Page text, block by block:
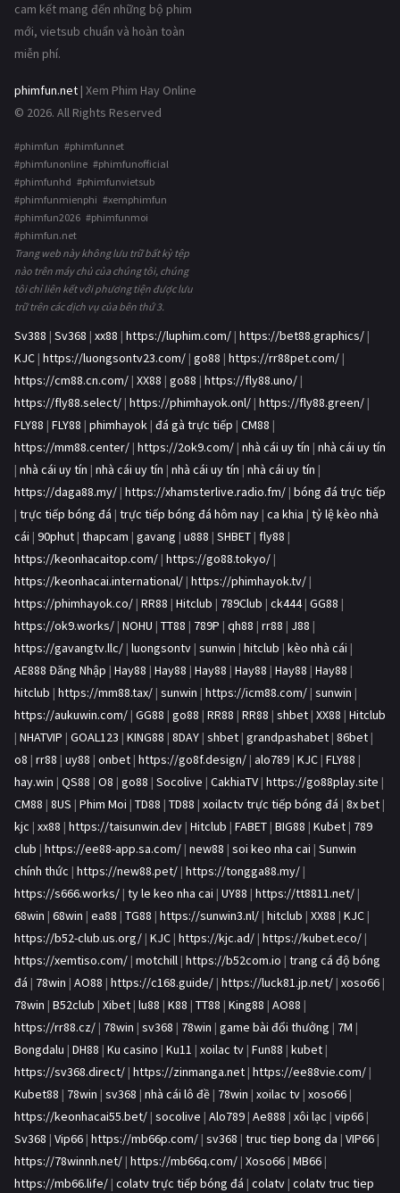
cam kết mang đến những bộ phim
mới, vietsub chuẩn và hoàn toàn
miễn phí.
phimfun.net | Xem Phim Hay Online
© 2026. All Rights Reserved
#phimfun #phimfunnet
#phimfunonline #phimfunofficial
#phimfunhd #phimfunvietsub
#phimfunmienphi #xemphimfun
#phimfun2026 #phimfunmoi
#phimfun.net
Trang web này không lưu trữ bất kỳ tệp
nào trên máy chủ của chúng tôi, chúng
tôi chỉ liên kết với phương tiện được lưu
trữ trên các dịch vụ của bên thứ 3.
Sv388 | Sv368 | xx88 | https://luphim.com/ | https://bet88.graphics/ |
KJC | https://luongsontv23.com/ | go88 | https://rr88pet.com/ |
https://cm88.cn.com/ | XX88 | go88 | https://fly88.uno/ |
https://fly88.select/ | https://phimhayok.onl/ | https://fly88.green/ |
FLY88 | FLY88 | phimhayok | đá gà trực tiếp | CM88 |
https://mm88.center/ | https://2ok9.com/ | nhà cái uy tín | nhà cái uy tín
| nhà cái uy tín | nhà cái uy tín | nhà cái uy tín | nhà cái uy tín |
https://daga88.my/ | https://xhamsterlive.radio.fm/ | bóng đá trực tiếp
| trực tiếp bóng đá | trực tiếp bóng đá hôm nay | ca khia | tỷ lệ kèo nhà
cái | 90phut | thapcam | gavang | u888 | SHBET | fly88 |
https://keonhacaitop.com/ | https://go88.tokyo/ |
https://keonhacai.international/ | https://phimhayok.tv/ |
https://phimhayok.co/ | RR88 | Hitclub | 789Club | ck444| GG88 |
https://ok9.works/ | NOHU | TT88 | 789P | qh88 | rr88 | J88 |
https://gavangtv.llc/ | luongsontv | sunwin | hitclub | kèo nhà cái |
AE888 Đăng Nhập | Hay88 | Hay88 | Hay88 | Hay88 | Hay88 | Hay88 |
hitclub | https://mm88.tax/ | sunwin | https://icm88.com/ | sunwin |
https://aukuwin.com/ | GG88 | go88 | RR88 | RR88 | shbet | XX88 | Hitclub
| NHATVIP | GOAL123 | KING88 | 8DAY | shbet | grandpashabet | 86bet |
o8 | rr88 | uy88 | onbet | https://go8f.design/ | alo789 | KJC | FLY88 |
hay.win | QS88 | O8 | go88 | Socolive | CakhiaTV | https://go88play.site |
CM88 | 8US | Phim Moi | TD88 | TD88 | xoilactv trực tiếp bóng đá | 8x bet |
kjc | xx88 | https://taisunwin.dev | Hitclub | FABET | BIG88 | Kubet | 789
club | https://ee88-app.sa.com/ | new88 | soi keo nha cai | Sunwin
chính thức | https://new88.pet/ | https://tongga88.my/ |
https://s666.works/ | ty le keo nha cai | UY88 | https://tt8811.net/ |
68win | 68win | ea88 | TG88 | https://sunwin3.nl/ | hitclub | XX88 | KJC |
https://b52-club.us.org/ | KJC | https://kjc.ad/ | https://kubet.eco/ |
https://xemtiso.com/ | motchill | https://b52com.io | trang cá độ bóng
đá | 78win | AO88 | https://c168.guide/ | https://luck81.jp.net/ | xoso66 |
78win | B52club | Xibet | lu88 | K88 | TT88 | King88 | AO88 |
https://rr88.cz/ | 78win | sv368 | 78win | game bài đổi thưởng | 7M |
Bongdalu | DH88 | Ku casino | Ku11 | xoilac tv | Fun88 | kubet |
https://sv368.direct/ | https://zinmanga.net | https://ee88vie.com/ |
Kubet88 | 78win | sv368 | nhà cái lô đề | 78win | xoilac tv | xoso66 |
https://keonhacai55.bet/ | socolive | Alo789 | Ae888 | xôi lạc | vip66 |
Sv368 | Vip66 | https://mb66p.com/ | sv368 | truc tiep bong da | VIP66 |
https://78winnh.net/ | https://mb66q.com/ | Xoso66 | MB66 |
https://mb66.life/ | colatv trực tiếp bóng đá | colatv | colatv truc tiep